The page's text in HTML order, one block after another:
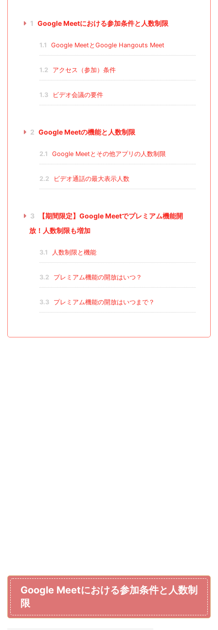
1 Google Meetにおける参加条件と人数制限
1.1 Google MeetとGoogle Hangouts Meet
1.2 アクセス（参加）条件
1.3 ビデオ会議の要件
2 Google Meetの機能と人数制限
2.1 Google Meetとその他アプリの人数制限
2.2 ビデオ通話の最大表示人数
3
【期間限定】Google Meetでプレミアム機能開
放！人数制限も増加
3.1 人数制限と機能
3.2 プレミアム機能の開放はいつ？
3.3 プレミアム機能の開放はいつまで？
Google Meetにおける参加条件と人数制
限